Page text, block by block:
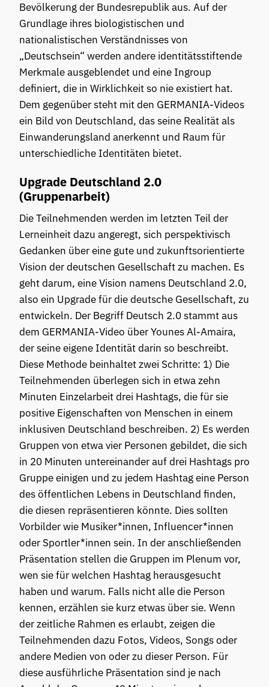
Bevölkerung der Bundesrepublik aus. Auf der
Grundlage ihres biologistischen und
nationalistischen Verständnisses von
„Deutschsein“ werden andere identitätsstiftende
Merkmale ausgeblendet und eine Ingroup
definiert, die in Wirklichkeit so nie existiert hat.
Dem gegenüber steht mit den GERMANIA-Videos
ein Bild von Deutschland, das seine Realität als
Einwanderungsland anerkennt und Raum für
unterschiedliche Identitäten bietet.
Upgrade Deutschland 2.0
(Gruppenarbeit)
Die Teilnehmenden werden im letzten Teil der
Lerneinheit dazu angeregt, sich perspektivisch
Gedanken über eine gute und zukunftsorientierte
Vision der deutschen Gesellschaft zu machen. Es
geht darum, eine Vision namens Deutschland 2.0,
also ein Upgrade für die deutsche Gesellschaft, zu
entwickeln. Der Begriff Deutsch 2.0 stammt aus
dem GERMANIA-Video über Younes Al-Amaira,
der seine eigene Identität darin so beschreibt.
Diese Methode beinhaltet zwei Schritte: 1) Die
Teilnehmenden überlegen sich in etwa zehn
Minuten Einzelarbeit drei Hashtags, die für sie
positive Eigenschaften von Menschen in einem
inklusiven Deutschland beschreiben. 2) Es werden
Gruppen von etwa vier Personen gebildet, die sich
in 20 Minuten untereinander auf drei Hashtags pro
Gruppe einigen und zu jedem Hashtag eine Person
des öffentlichen Lebens in Deutschland finden,
die diesen repräsentieren könnte. Dies sollten
Vorbilder wie Musiker*innen, Influencer*innen
oder Sportler*innen sein. In der anschließenden
Präsentation stellen die Gruppen im Plenum vor,
wen sie für welchen Hashtag herausgesucht
haben und warum. Falls nicht alle die Person
kennen, erzählen sie kurz etwas über sie. Wenn
der zeitliche Rahmen es erlaubt, zeigen die
Teilnehmenden dazu Fotos, Videos, Songs oder
andere Medien von oder zu dieser Person. Für
diese ausführliche Präsentation sind je nach